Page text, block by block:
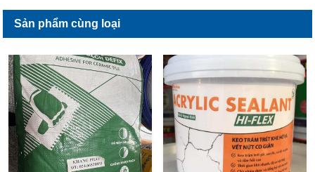
Sản phẩm cùng loại